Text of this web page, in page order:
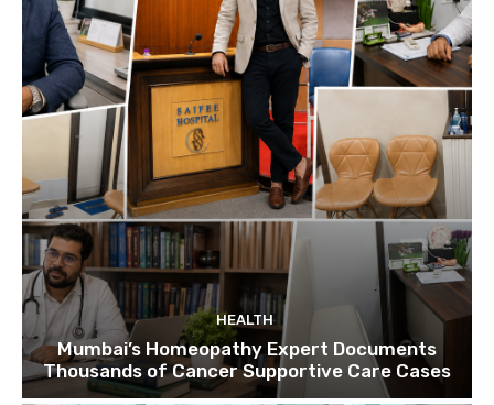
HEALTH
Mumbai’s Homeopathy Expert Documents
Thousands of Cancer Supportive Care Cases